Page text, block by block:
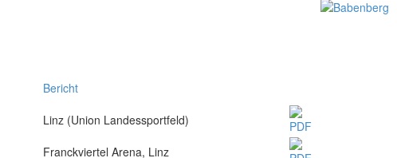
Bericht
Linz (Union Landessportfeld)
Franckviertel Arena, Linz